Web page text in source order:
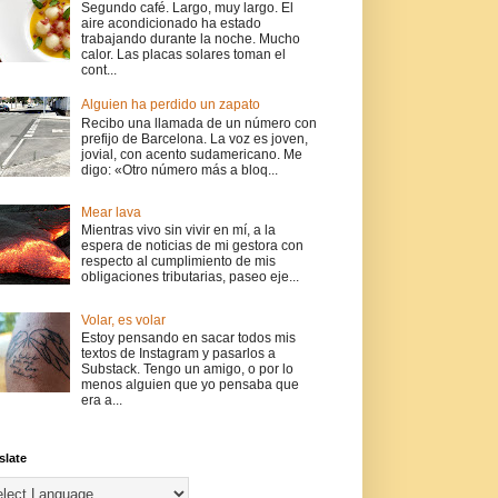
Segundo café. Largo, muy largo. El
aire acondicionado ha estado
trabajando durante la noche. Mucho
calor. Las placas solares toman el
cont...
Alguien ha perdido un zapato
Recibo una llamada de un número con
prefijo de Barcelona. La voz es joven,
jovial, con acento sudamericano. Me
digo: «Otro número más a bloq...
Mear lava
Mientras vivo sin vivir en mí, a la
espera de noticias de mi gestora con
respecto al cumplimiento de mis
obligaciones tributarias, paseo eje...
Volar, es volar
Estoy pensando en sacar todos mis
textos de Instagram y pasarlos a
Substack. Tengo un amigo, o por lo
menos alguien que yo pensaba que
era a...